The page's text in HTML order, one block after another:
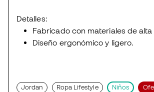
Detalles:
Fabricado con materiales de
Diseño ergonómico y ligero.
Jordan Ropa Lifestyle Niños